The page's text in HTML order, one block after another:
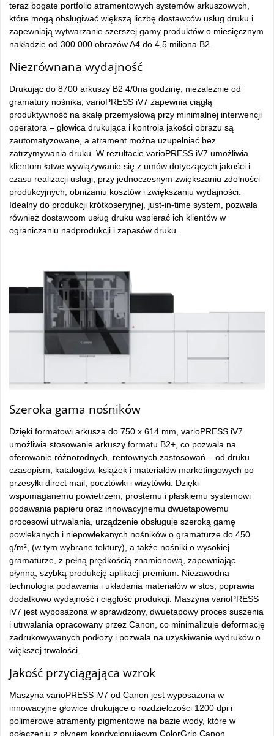
teraz bogate portfolio atramentowych systemów arkuszowych,
które mogą obsługiwać większą liczbę dostawców usług druku i
zapewniają wytwarzanie szerszej gamy produktów o miesięcznym
nakładzie od 300 000 obrazów A4 do 4,5 miliona B2.
Niezrównana wydajność
Drukując do 8700 arkuszy B2 4/0na godzinę, niezależnie od
gramatury nośnika, varioPRESS iV7 zapewnia ciągłą
produktywność na skalę przemysłową przy minimalnej interwencji
operatora – głowica drukująca i kontrola jakości obrazu są
zautomatyzowane, a atrament można uzupełniać bez
zatrzymywania druku. W rezultacie varioPRESS iV7 umożliwia
klientom łatwe wywiązywanie się z umów dotyczących jakości i
czasu realizacji usługi, przy jednoczesnym zwiększaniu zdolności
produkcyjnych, obniżaniu kosztów i zwiększaniu wydajności.
Idealny do produkcji krótkoseryjnej, just-in-time system, pozwala
również dostawcom usług druku wspierać ich klientów w
ograniczaniu nadprodukcji i zapasów druku.
Szeroka gama nośników
Dzięki formatowi arkusza do 750 x 614 mm, varioPRESS iV7
umożliwia stosowanie arkuszy formatu B2+, co pozwala na
oferowanie różnorodnych, rentownych zastosowań – od druku
czasopism, katalogów, książek i materiałów marketingowych po
przesyłki direct mail, pocztówki i wizytówki. Dzięki
wspomaganemu powietrzem, prostemu i płaskiemu systemowi
podawania papieru oraz innowacyjnemu dwuetapowemu
procesowi utrwalania, urządzenie obsługuje szeroką gamę
powlekanych i niepowlekanych nośników o gramaturze do 450
g/m², (w tym wybrane tektury), a także nośniki o wysokiej
gramaturze, z pełną prędkością znamionową, zapewniając
płynną, szybką produkcję aplikacji premium. Niezawodna
technologia podawania i układania materiałów w stos, poprawia
dodatkowo wydajność i ciągłość produkcji. Maszyna varioPRESS
iV7 jest wyposażona w sprawdzony, dwuetapowy proces suszenia
i utrwalania opracowany przez Canon, co minimalizuje deformację
zadrukowywanych podłoży i pozwala na uzyskiwanie wydruków o
większej trwałości.
Jakość przyciągająca wzrok
Maszyna varioPRESS iV7 od Canon jest wyposażona w
innowacyjne głowice drukujące o rozdzielczości 1200 dpi i
polimerowe atramenty pigmentowe na bazie wody, które w
połączeniu z płynem kondycjonującym ColorGrip Canon